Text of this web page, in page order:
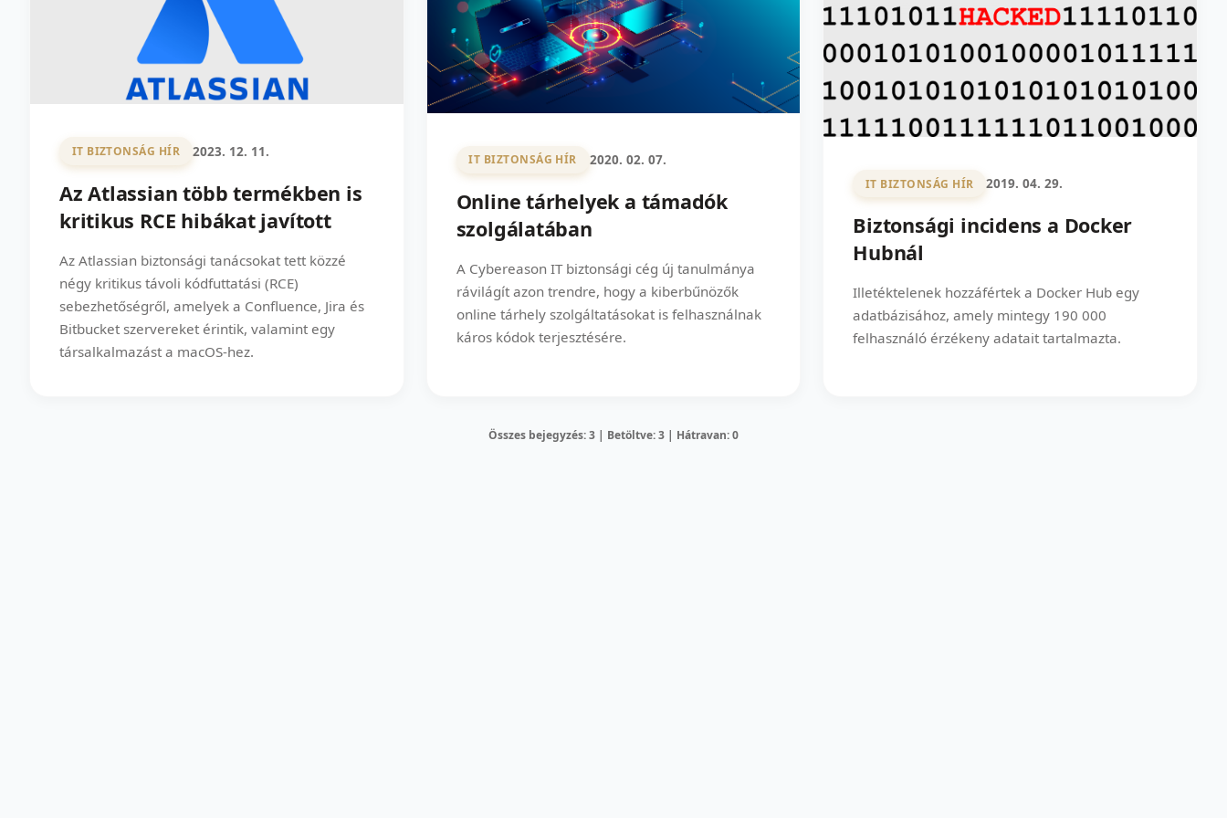
IT BIZTONSÁG HÍR 2023. 12. 11.
Az Atlassian több termékben is
kritikus RCE hibákat javított
Az Atlassian biztonsági tanácsokat tett közzé
négy kritikus távoli kódfuttatási (RCE)
sebezhetőségről, amelyek a Confluence, Jira és
Bitbucket szervereket érintik, valamint egy
társalkalmazást a macOS-hez.
IT BIZTONSÁG HÍR 2020. 02. 07.
Online tárhelyek a támadók
szolgálatában
A Cybereason IT biztonsági cég új tanulmánya
rávilágít azon trendre, hogy a kiberbűnözők
online tárhely szolgáltatásokat is felhasználnak
káros kódok terjesztésére.
IT BIZTONSÁG HÍR 2019. 04. 29.
Biztonsági incidens a Docker
Hubnál
Illetéktelenek hozzáfértek a Docker Hub egy
adatbázisához, amely mintegy 190 000
felhasználó érzékeny adatait tartalmazta.
Összes bejegyzés: 3 | Betöltve: 3 | Hátravan: 0